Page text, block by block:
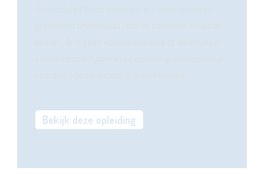
Bekijk deze opleiding